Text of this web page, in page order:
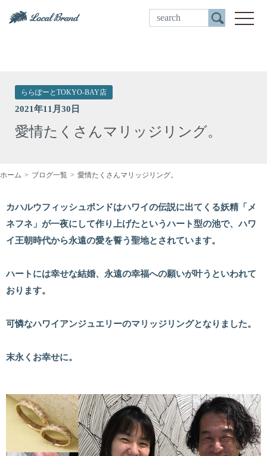
ご来店予約
ららぽーとTOKYO-BAY店
2021年11月30日
愛情たくさんマリッジリング。
ホーム ブログ一覧 愛情たくさんマリッジリング。
カハルウフィッシュポンドはハワイの伝説に出てくる妖精「メ
ネフネ」が一夜にして作り上げたというハート型の池で、ハワ
イ王朝時代から永遠の愛を誓う聖地とされています。
ハートには幸せな結婚、永遠の幸福への願いが叶うといわれて
おります。
可憐なハワイアンジュエリーのマリッジリングとなりました。
末永くお幸せに。